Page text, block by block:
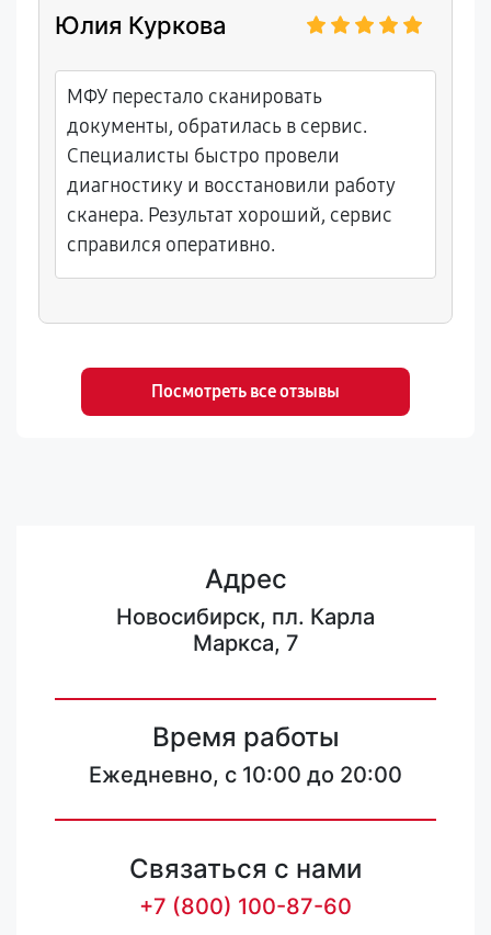
Юлия Куркова
МФУ перестало сканировать
документы, обратилась в сервис.
Специалисты быстро провели
диагностику и восстановили работу
сканера. Результат хороший, сервис
справился оперативно.
Посмотреть все отзывы
Адрес
Новосибирск, пл. Карла
Маркса, 7
Время работы
Ежедневно, с 10:00 до 20:00
Связаться с нами
+7 (800) 100-87-60